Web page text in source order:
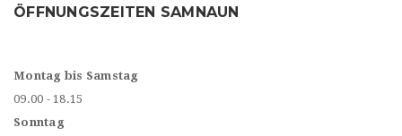
ÖFFNUNGSZEITEN SAMNAUN
Montag bis Samstag
09.00 - 18.15
Sonntag